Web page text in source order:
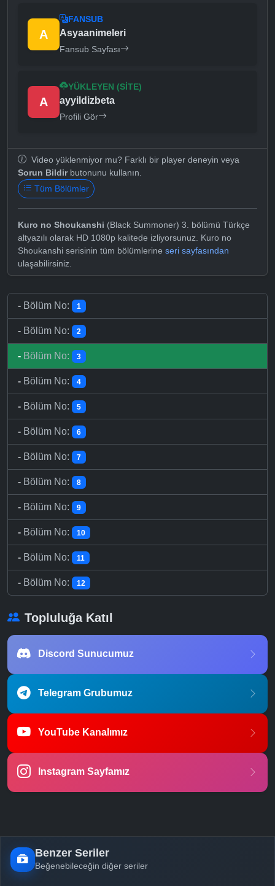
A
FANSUB
Asyaanimeleri
Fansub Sayfası
A
YÜKLEYEN (SITE)
ayyildizbeta
Profili Gör
Video yüklenmiyor mu? Farklı bir player deneyin veya
Sorun Bildirbutonunu kullanın.
Tüm Bölümler
Kuro no Shoukanshi (Black Summoner) 3. bölümü Türkçe
altyazılı olarak HD 1080p kalitede izliyorsunuz. Kuro no
Shoukanshi serisinin tüm bölümlerine seri sayfasından
ulaşabilirsiniz.
- Bölüm No: 1
- Bölüm No: 2
- Bölüm No: 3
- Bölüm No: 4
- Bölüm No: 5
- Bölüm No: 6
- Bölüm No: 7
- Bölüm No: 8
- Bölüm No: 9
- Bölüm No: 10
- Bölüm No: 11
- Bölüm No: 12
Topluluğa Katıl
Discord Sunucumuz
Telegram Grubumuz
YouTube Kanalımız
Instagram Sayfamız
Benzer Seriler
Beğenebileceğin diğer seriler